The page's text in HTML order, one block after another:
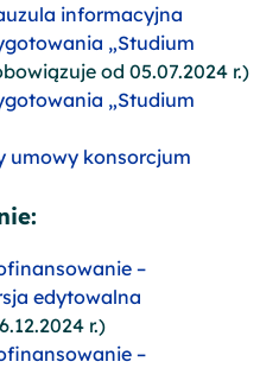
informacyjna
„Studium
od 05.07.2024 r.)
„Studium
umowy konsorcjum
–
edytowalna
r.)
–